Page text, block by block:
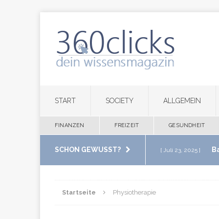
START SOCIETY ALLGEMEIN
FINANZEN FREIZEIT GESUNDHEIT
SCHON GEWUSST? [ Juli 23, 2025 ]
im eigenen
Startseite Physiotherapie